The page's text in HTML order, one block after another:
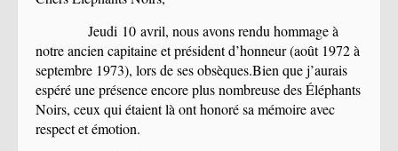
Jeudi 10 avril, nous avons rendu hommage à
notre ancien capitaine et président d’honneur (août 1972à
septembre 1973), lors de ses obsèques.Bien que j’aurais
espéré une présence encore plus nombreuse des Éléphants
Noirs, ceux qui étaient là ont honoré sa mémoire avec
respect et émotion.